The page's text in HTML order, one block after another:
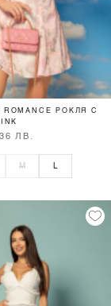
ROMANCE РОКЛЯ С
ЛВ.
M L